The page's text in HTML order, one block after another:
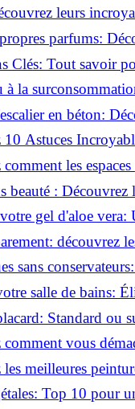
peaux fatiguées!
leurs
beauté!parfums:
artisanale!
Clés: Tout savoir
à la
en béton:
et rapide!
Astuces
le Concombre !
les
plus actifs :
beauté : Découvrez
du concombre!
gel d'aloe vera:
à la maison!
découvrez
un nettoyage
sans
salle de bains:
dès maintenant!
Standard ou
comment vous
Astuces et secrets
les meilleures
analysé!
Top 10 pour